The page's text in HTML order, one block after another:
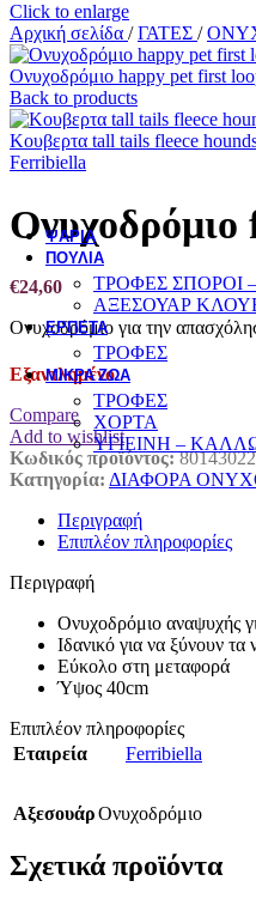
ΠΑΙΧΝΙΔΙΑ
ΨΑΡΙΑ
ΠΟΥΛΙΑ
ΤΡΟΦΕΣ ΣΠΟΡΟΙ
ΑΞΕΣΟΥΑΡ
ΕΡΠΕΤΑ
ΤΡΟΦΕΣ
ΜΙΚΡΑ ΖΩΑ
ΤΡΟΦΕΣ
ΧΟΡΤΑ
ΥΓΙΕΙΝΗ –
Click to enlarge
Αρχική σελίδα / ΓΑΤΕΣ /
Ονυχοδρόμιο happy pet first
Back to products
Κουβερτα tall tails fleece
Ferribiella
€24,60
Ονυχοδρόμιο για την
Εξαντλημένο
Compare
Add to wishlist
Κωδικός προϊόντος:
Κατηγορία: ΔΙΑΦΟΡΑ
Περιγραφή
Επιπλέον πληροφορίες
Περιγραφή
Ονυχοδρόμιο αναψυχής
Ιδανικό για να ξύνουν τα
Εύκολο στη μεταφορά
Ύψος 40cm
Επιπλέον πληροφορίες
Εταιρεία
Ferribiella
ΑξεσουάρΟνυχοδρόμιο
Σχετικά προϊόντα